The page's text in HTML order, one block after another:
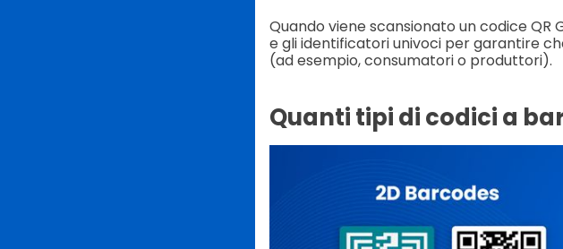
Quando viene scansionato un codice
e gli identificatori univoci per garantire
(ad esempio, consumatori o produttori).
Quanti tipi di codici a